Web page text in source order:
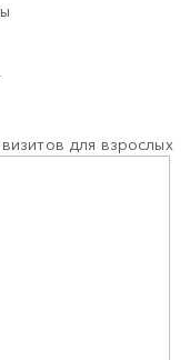
для взрослых